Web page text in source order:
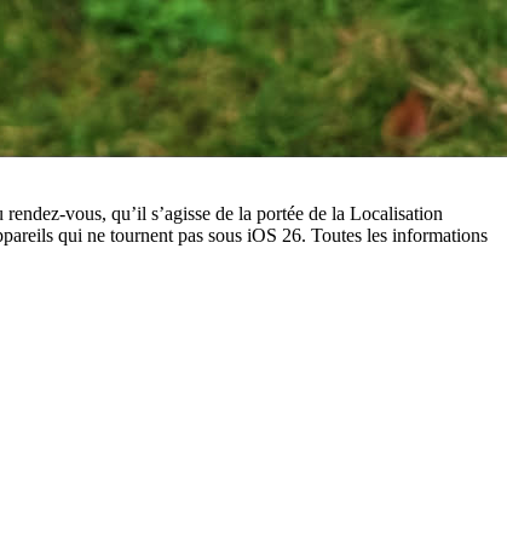
vous, qu’il s’agisse de la portée de la Localisation
qui ne tournent pas sous iOS 26. Toutes les informations